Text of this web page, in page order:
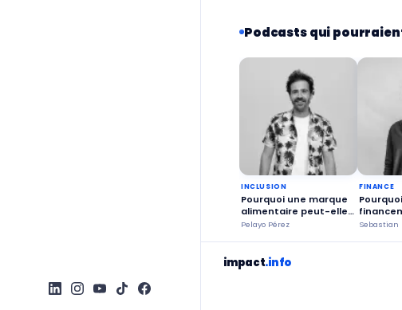
Podcasts qui
INCLUSION
Pourquoi une marque
alimentaire peut-elle
croître sans trahir ses
Pelayo Pérez
FINANCE
public
Sebastian
impact.info